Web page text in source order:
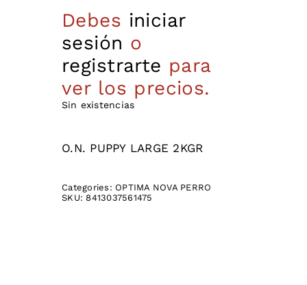
Debes iniciar
sesión o
registrarte para
ver los precios.
Sin existencias
O.N. PUPPY LARGE 2KGR
Categories: OPTIMA NOVA PERRO
SKU: 8413037561475